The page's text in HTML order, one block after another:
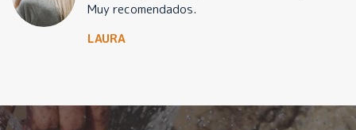
Muy recomendados.
LAURA